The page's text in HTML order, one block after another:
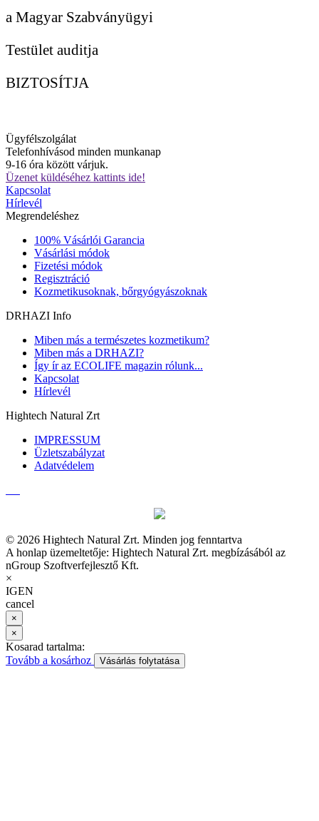
a Magyar Szabványügyi
Testület auditja
BIZTOSÍTJA
Ügyfélszolgálat
Telefonhívásod minden munkanap
9-16 óra között várjuk.
Üzenet küldéséhez kattints ide!
Kapcsolat
Hírlevél
Megrendeléshez
100% Vásárlói Garancia
Vásárlási módok
Fizetési módok
Regisztráció
Kozmetikusoknak, bőrgyógyászoknak
DRHAZI Info
Miben más a természetes kozmetikum?
Miben más a DRHAZI?
Így ír az ECOLIFE magazin rólunk...
Kapcsolat
Hírlevél
Hightech Natural Zrt
IMPRESSUM
Üzletszabályzat
Adatvédelem
© 2026 Hightech Natural Zrt. Minden jog fenntartva
A honlap üzemeltetője: Hightech Natural Zrt. megbízásából az
nGroup Szoftverfejlesztő Kft.
×
IGEN
cancel
×
×
Kosarad tartalma:
Tovább a kosárhoz
Vásárlás folytatása